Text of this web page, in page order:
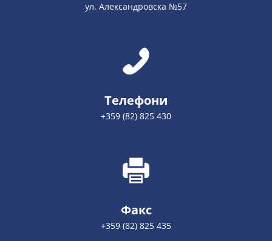
ул. Александровска №57
Телефони
+359 (82) 825 430
Факс
+359 (82) 825 435